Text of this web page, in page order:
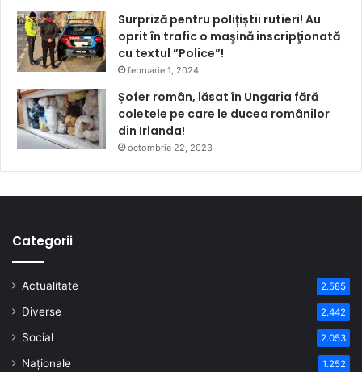
Surpriză pentru polițiștii rutieri! Au
oprit în trafic o maşină inscripţionată
cu textul ”Police”!
februarie 1, 2024
Șofer român, lăsat în Ungaria fără
coletele pe care le ducea românilor
din Irlanda!
octombrie 22, 2023
Categorii
Actualitate 2.585
Diverse 2.442
Social 2.053
Naționale 1.252